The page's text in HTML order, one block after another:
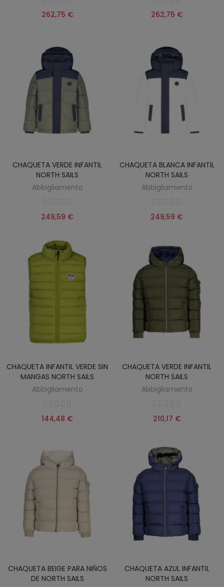
262,75 € 262,75 €
CHAQUETA VERDE INFANTIL
NORTH SAILS
Abbigliamento
249,59 €
CHAQUETA BLANCA INFANTIL
NORTH SAILS
Abbigliamento
249,59 €
CHAQUETA INFANTIL VERDE SIN
MANGAS NORTH SAILS
Abbigliamento
144,48 €
CHAQUETA VERDE INFANTIL
NORTH SAILS
Abbigliamento
210,17 €
CHAQUETA BEIGE PARA NIÑOS
DE NORTH SAILS
CHAQUETA AZUL INFANTIL
NORTH SAILS